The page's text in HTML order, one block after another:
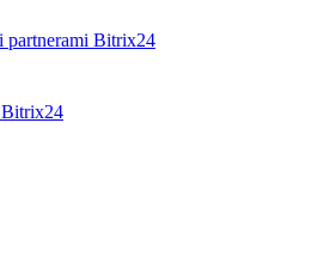
partnerami Bitrix24